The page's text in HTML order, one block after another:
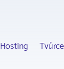
Hosting